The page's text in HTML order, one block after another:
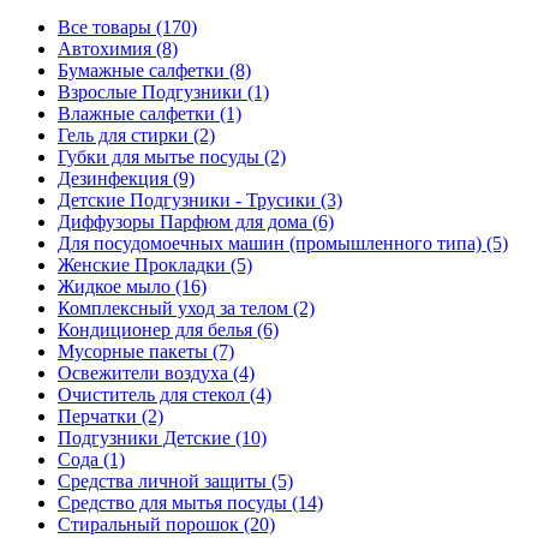
Все товары (170)
Автохимия (8)
Бумажные салфетки (8)
Взрослые Подгузники (1)
Влажные салфетки (1)
Гель для стирки (2)
Губки для мытье посуды (2)
Дезинфекция (9)
Детские Подгузники - Трусики (3)
Диффузоры Парфюм для дома (6)
Для посудомоечных машин (промышленного типа) (5)
Женские Прокладки (5)
Жидкое мыло (16)
Комплексный уход за телом (2)
Кондиционер для белья (6)
Мусорные пакеты (7)
Освежители воздуха (4)
Очиститель для стекол (4)
Перчатки (2)
Подгузники Детские (10)
Сода (1)
Средства личной защиты (5)
Средство для мытья посуды (14)
Стиральный порошок (20)